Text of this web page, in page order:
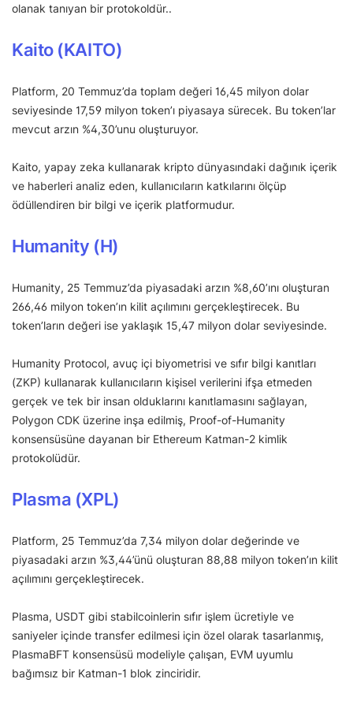
olanak tanıyan bir protokoldür..
Kaito (KAITO)
Platform, 20 Temmuz’da toplam değeri 16,45 milyon dolar
seviyesinde 17,59 milyon token’ı piyasaya sürecek. Bu token’lar
mevcut arzın %4,30’unu oluşturuyor.
Kaito, yapay zeka kullanarak kripto dünyasındaki dağınık içerik
ve haberleri analiz eden, kullanıcıların katkılarını ölçüp
ödüllendiren bir bilgi ve içerik platformudur.
Humanity (H)
Humanity, 25 Temmuz’da piyasadaki arzın %8,60’ını oluşturan
266,46 milyon token’ın kilit açılımını gerçekleştirecek. Bu
token’ların değeri ise yaklaşık 15,47 milyon dolar seviyesinde.
Humanity Protocol, avuç içi biyometrisi ve sıfır bilgi kanıtları
(ZKP) kullanarak kullanıcıların kişisel verilerini ifşa etmeden
gerçek ve tek bir insan olduklarını kanıtlamasını sağlayan,
Polygon CDK üzerine inşa edilmiş, Proof-of-Humanity
konsensüsüne dayanan bir Ethereum Katman-2 kimlik
protokolüdür.
Plasma (XPL)
Platform, 25 Temmuz’da 7,34 milyon dolar değerinde ve
piyasadaki arzın %3,44’ünü oluşturan 88,88 milyon token’ın kilit
açılımını gerçekleştirecek.
Plasma, USDT gibi stabilcoinlerin sıfır işlem ücretiyle ve
saniyeler içinde transfer edilmesi için özel olarak tasarlanmış,
PlasmaBFT konsensüsü modeliyle çalışan, EVM uyumlu
bağımsız bir Katman-1 blok zinciridir.